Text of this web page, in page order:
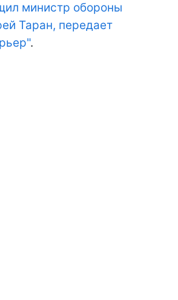
министр обороны
Таран, передает
.